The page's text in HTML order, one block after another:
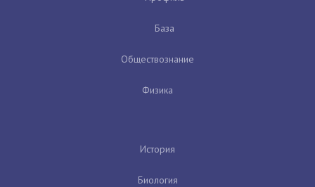
База
Обществознание
Физика
История
Биология